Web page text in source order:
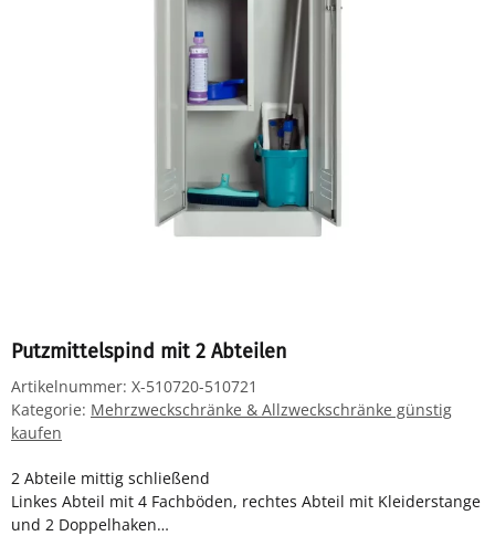
Putzmittelspind mit 2 Abteilen
Artikelnummer: X-510720-510721
Kategorie: Mehrzweckschränke & Allzweckschränke günstig
kaufen
2 Abteile mittig schließend
Linkes Abteil mit 4 Fachböden, rechtes Abteil mit Kleiderstange
und 2 Doppelhaken